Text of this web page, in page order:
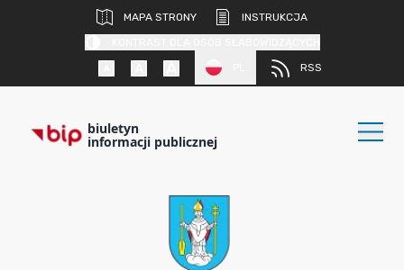
MAPA STRONY
INSTRUKCJA
RSS
biuletyn
informacji publicznej